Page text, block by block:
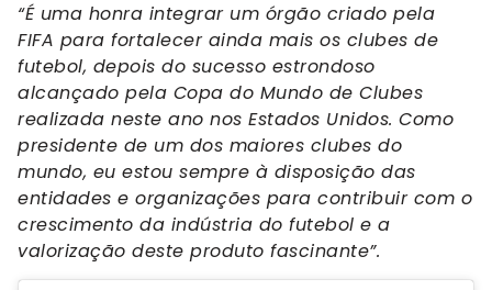
“É uma honra integrar um órgão criado pela
FIFA para fortalecer ainda mais os clubes de
futebol, depois do sucesso estrondoso
alcançado pela Copa do Mundo de Clubes
realizada neste ano nos Estados Unidos. Como
presidente de um dos maiores clubes do
mundo, eu estou sempre à disposição das
entidades e organizações para contribuir com o
crescimento da indústria do futebol e a
valorização deste produto fascinante”.